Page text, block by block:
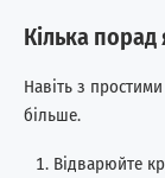
Кілька
Навіть з
більше.
Відварюйте